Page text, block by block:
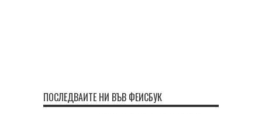
ПОСЛЕДВАЙТЕ НИ ВЪВ ФЕЙСБУК